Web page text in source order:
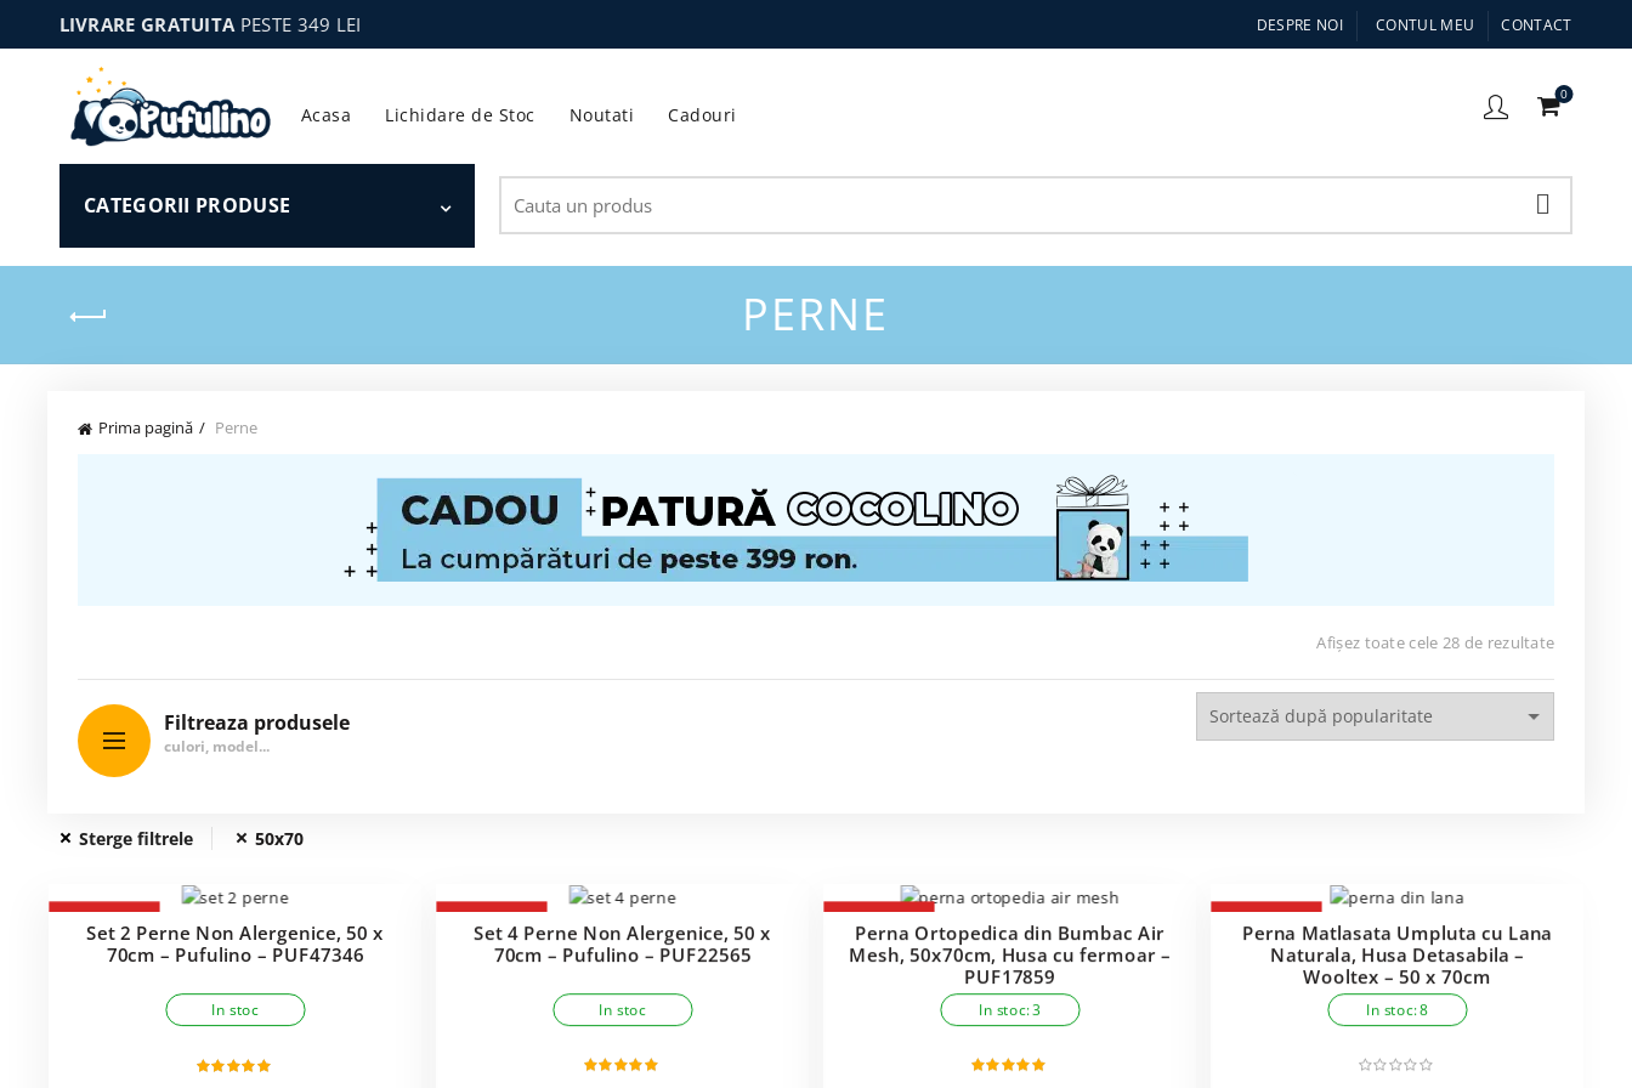
LIVRARE GRATUITAPESTE 349 LEI DESPRE NOI CONTUL MEU CONTACT
Acasa Lichidare de Stoc Noutati Cadouri
0
CATEGORII PRODUSE
for:
PERNE
Prima pagină Perne
Afișez toate cele 28 de rezultateSortat
Filtreaza produsele
Sterge filtrele 50x70
-38%
Set 2 Perne Non Alergenice, 50 x
70cm – Pufulino – PUF47346
In stoc
-33%
Set 4 Perne Non Alergenice, 50 x
70cm – Pufulino – PUF22565
In stoc
-33%
Perna Ortopedica din Bumbac Air
Mesh, 50x70cm, Husa cu fermoar –
PUF17859
In stoc: 3
-40%
Perna Matlasata Umpluta cu Lana
Naturala, Husa Detasabila –
Wooltex – 50 x 70cm
In stoc: 8